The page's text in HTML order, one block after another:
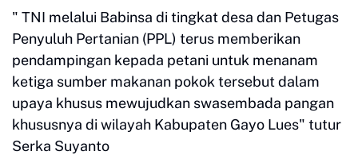
" TNI melalui Babinsa di tingkat desa dan Petugas
Penyuluh Pertanian (PPL) terus memberikan
pendampingan kepada petani untuk menanam
ketiga sumber makanan pokok tersebut dalam
upaya khusus mewujudkan swasembada pangan
khususnya di wilayah Kabupaten Gayo Lues" tutur
Serka Suyanto